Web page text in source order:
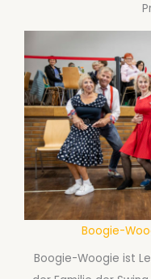
Boogie-
Boogie-Woogie ist